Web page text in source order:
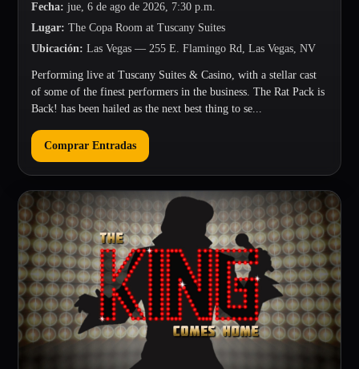
Fecha: jue, 6 de ago de 2026, 7:30 p.m.
Lugar: The Copa Room at Tuscany Suites
Ubicación: Las Vegas — 255 E. Flamingo Rd, Las Vegas, NV
Performing live at Tuscany Suites & Casino, with a stellar cast
of some of the finest performers in the business. The Rat Pack is
Back! has been hailed as the next best thing to se...
Comprar Entradas